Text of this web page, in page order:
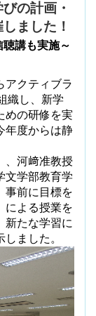
の計画・
ました！
聴講も実施～
アクティブラ
織し、新学
めの研修を実
年度からは静
、河﨑准教授
文学部教育学
事前に目標を
による授業を
新たな学習に
ました。